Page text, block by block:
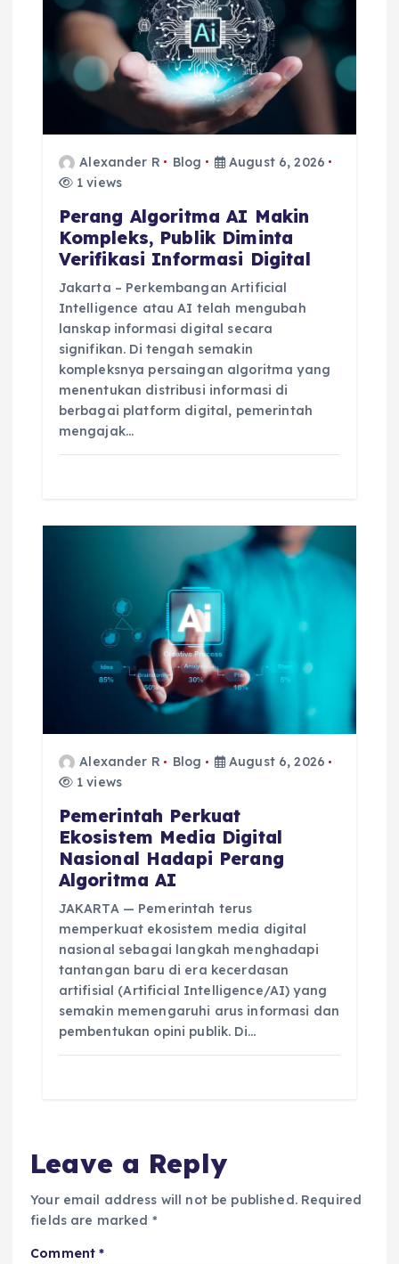
Alexander R Blog
August 6, 2026
1 views
Perang Algoritma AI Makin
Kompleks, Publik Diminta
Verifikasi Informasi Digital
Jakarta – Perkembangan Artificial
Intelligence atau AI telah mengubah
lanskap informasi digital secara
signifikan. Di tengah semakin
kompleksnya persaingan algoritma yang
menentukan distribusi informasi di
berbagai platform digital, pemerintah
mengajak…
Alexander R Blog
August 6, 2026
1 views
Pemerintah Perkuat
Ekosistem Media Digital
Nasional Hadapi Perang
Algoritma AI
JAKARTA — Pemerintah terus
memperkuat ekosistem media digital
nasional sebagai langkah menghadapi
tantangan baru di era kecerdasan
artifisial (Artificial Intelligence/AI) yang
semakin memengaruhi arus informasi dan
pembentukan opini publik. Di…
Leave a Reply
Your email address will not be published. Required
fields are marked *
Comment*